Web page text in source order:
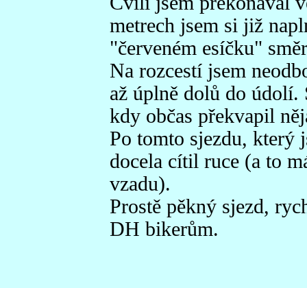
metrech jsem si již
"červeném esíčku"
Na rozcestí jsem
až úplně dolů do údolí.
kdy občas překvapil
Po tomto sjezdu, který
docela cítil ruce (a to
vzadu).
Prostě pěkný sjezd,
DH bikerům.